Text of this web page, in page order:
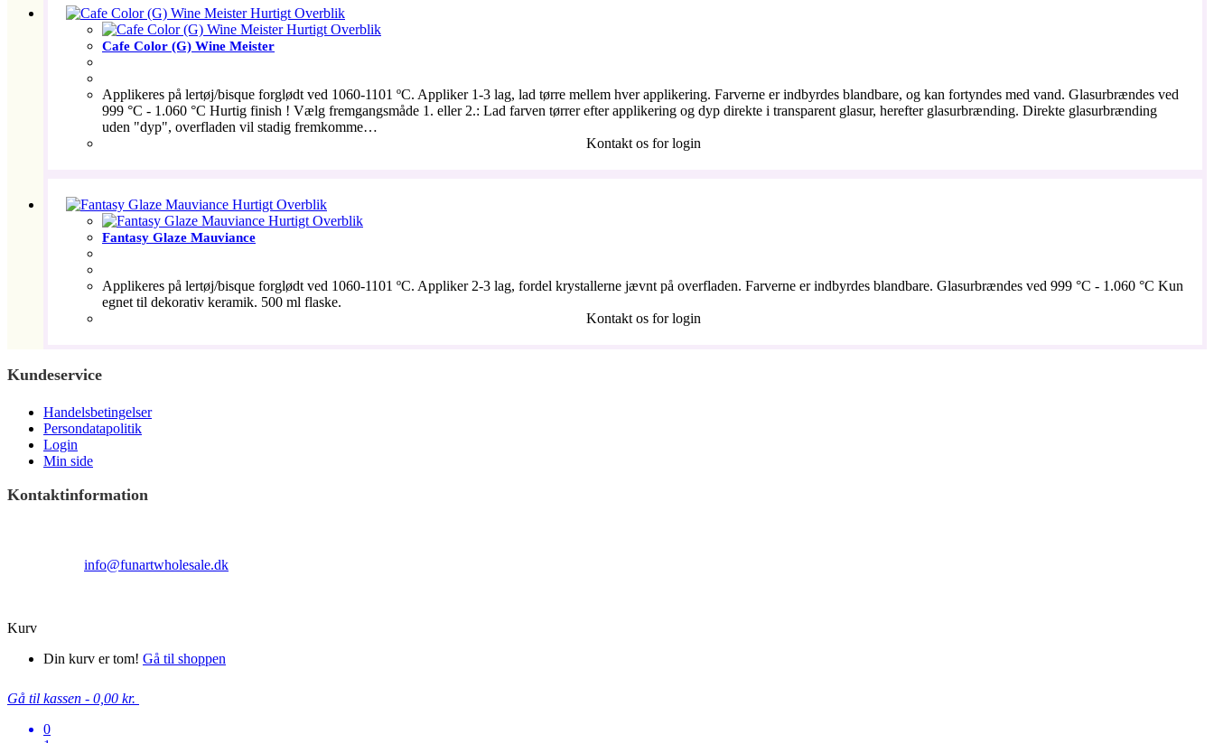
Hurtigt Overblik
Hurtigt Overblik
Cafe Color (G) Wine Meister
Applikeres på lertøj/bisque forglødt ved 1060-1101 ºC. Appliker 1-3 lag, lad tørre mellem hver applikering. Farverne er indbyrdes blandbare, og kan fortyndes med vand. Glasurbrændes ved
999 °C - 1.060 °C Hurtig finish ! Vælg fremgangsmåde 1. eller 2.: Lad farven tørrer efter applikering og dyp direkte i transparent glasur, herefter glasurbrænding. Direkte glasurbrænding
uden "dyp", overfladen vil stadig fremkomme…
Kontakt os for login
Hurtigt Overblik
Hurtigt Overblik
Fantasy Glaze Mauviance
Applikeres på lertøj/bisque forglødt ved 1060-1101 ºC. Appliker 2-3 lag, fordel krystallerne jævnt på overfladen. Farverne er indbyrdes blandbare. Glasurbrændes ved 999 °C - 1.060 °C Kun
egnet til dekorativ keramik. 500 ml flaske.
Kontakt os for login
Kundeservice
Handelsbetingelser
Persondatapolitik
Login
Min side
Kontaktinformation
info@funartwholesale.dk
Kurv
Din kurv er tom! Gå til shoppen
Gå til kassen - 0,00 kr.
0